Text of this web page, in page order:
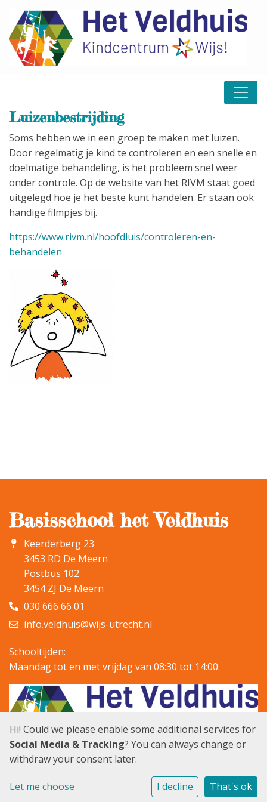
Luizenbestrijding
Soms hebben we in een groep te maken met luizen.
Door regelmatig je kind te controleren en een snelle en
doelmatige behandeling, is het probleem snel weer
onder controle. Op de website van het RIVM staat goed
uitgelegd hoe je het beste kunt handelen. Er staan ook
handige filmpjes bij.
https://www.rivm.nl/hoofdluis/controleren-en-
behandelen
Basisschool het Veldhuis
Keerderberg 23
3453 RD De Meern
Postbus 102
3454 ZJ De Meern
030 666 66 01
info.veldhuis@wijs-utrecht.nl
Schooltijden:
Maandag tot en met vrijdag van 08:30 tot 14:00.
Cookie instellingen
Social Schools
Hi! Could we please enable some additional services for
Social Media & Tracking? You can always change or
withdraw your consent later.
Let me choose I decline That's ok